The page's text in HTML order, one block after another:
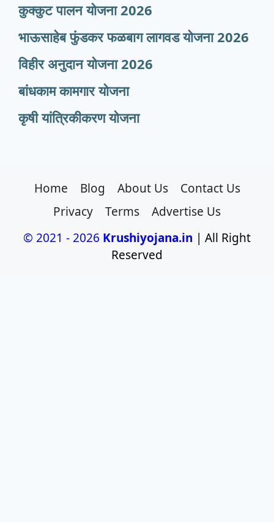
कुक्कुट पालन योजना 2026
भाऊसाहेब फुंडकर फळबाग लागवड योजना 2026
विहीर अनुदान योजना 2026
बांधकाम कामगार योजना
कृषी यांत्रिकीकरण योजना
Home Blog About Us
Contact Us
Privacy
Terms
Advertise Us
© 2021 - 2026 Krushiyojana.in | All Right
Reserved